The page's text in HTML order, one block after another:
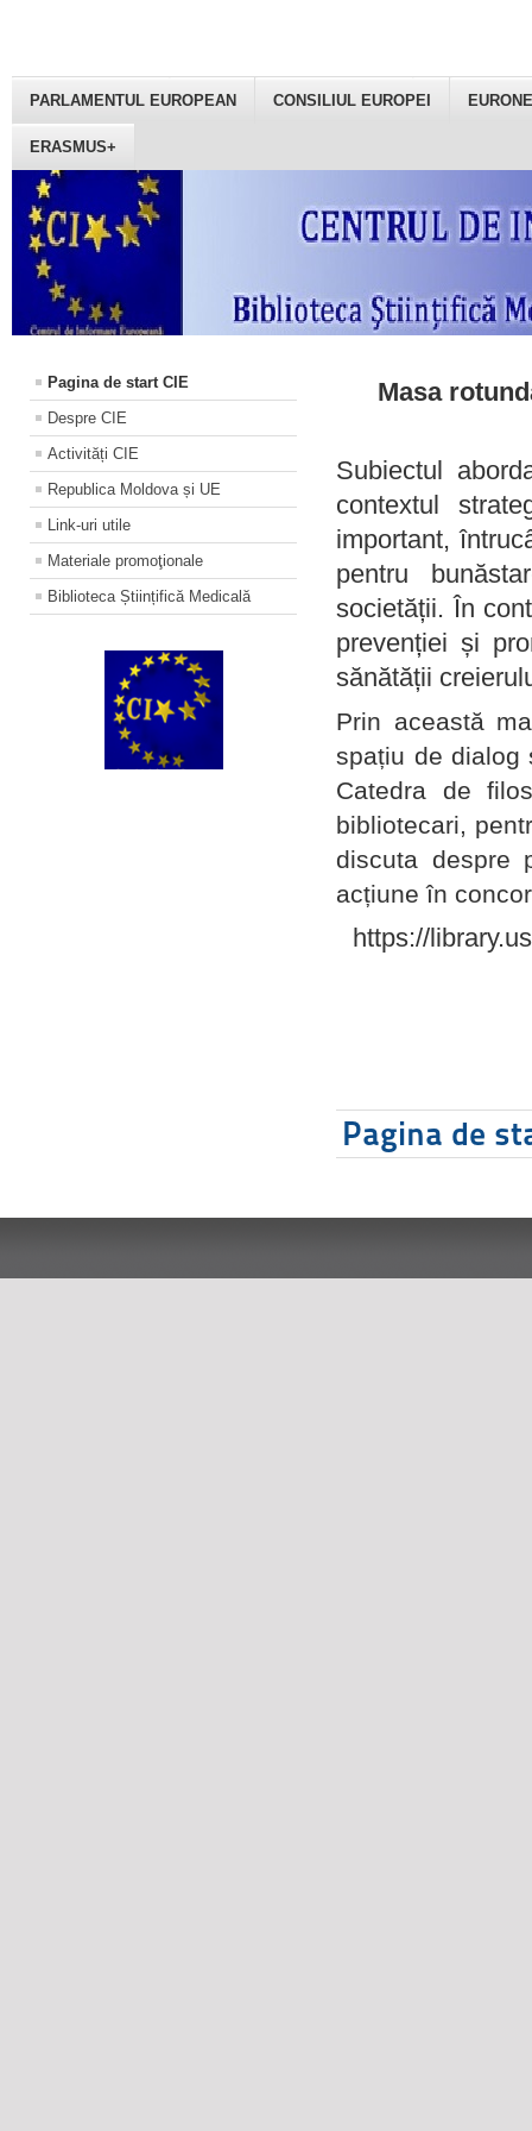
PARLAMENTUL EUROPEAN CONSILIUL EUROPEI
ERASMUS+
Pagina de start CIE
Despre CIE
Activități CIE
Republica Moldova și UE
Link-uri utile
Materiale promoţionale
Biblioteca Științifică Medicală
Masa
Subiectul
contextul
important,
pentru
societății. În
prevenției și
sănătății
Prin această
spațiu de dialog
Catedra de
bibliotecari,
discuta despre
acțiune în
https://
Pagina de